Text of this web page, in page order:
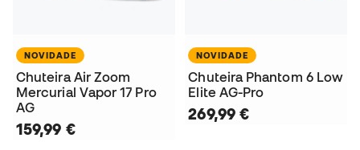
NOVIDADE
Chuteira Air Zoom
Mercurial Vapor 17 Pro
AG
159,99 €
NOVIDADE
Chuteira Phantom 6 Low
Elite AG-Pro
269,99 €